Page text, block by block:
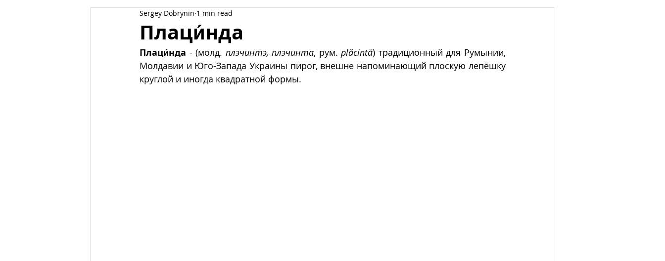
У Ф Х
Плаци́нда
Sergey Dobrynin 1 min read
Плаци́нда - (молд. плэчинтэ, плэчинта, рум. plăcintă) традиционный для Румынии,
Молдавии и Юго-Запада Украины пирог, внешне напоминающий плоскую лепёшку
круглой и иногда квадратной формы.